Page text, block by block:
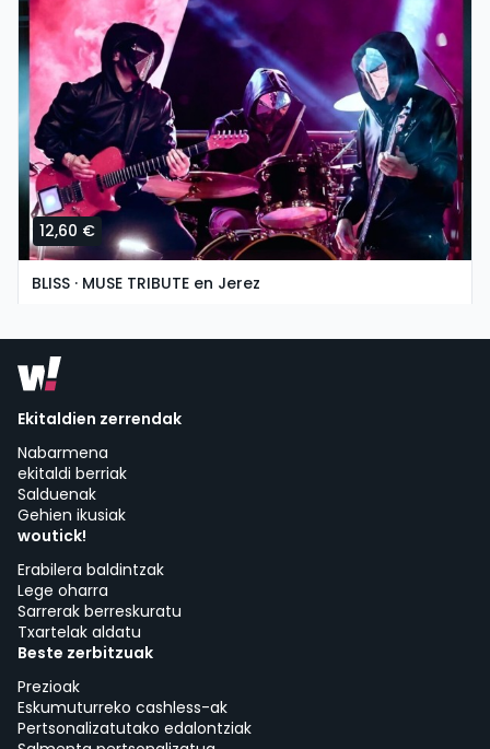
12,60 €
BLISS · MUSE TRIBUTE en Jerez
Ekitaldien zerrendak
Nabarmena
ekitaldi berriak
Salduenak
Gehien ikusiak
woutick!
Erabilera baldintzak
Lege oharra
Sarrerak berreskuratu
Txartelak aldatu
Beste zerbitzuak
Prezioak
Eskumuturreko cashless-ak
Pertsonalizatutako edalontziak